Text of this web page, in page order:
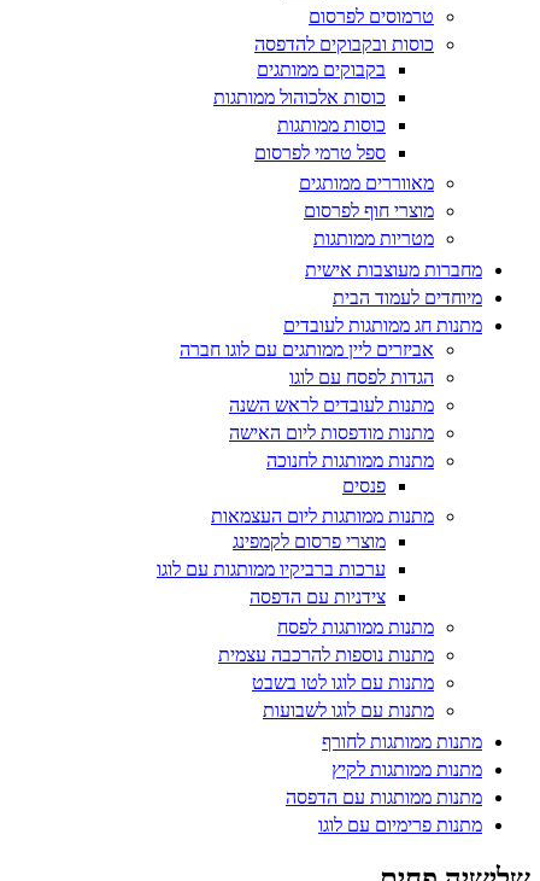
טרמוסים לפרסום
כוסות ובקבוקים להדפסה
בקבוקים ממותגים
כוסות אלכוהול ממותגות
כוסות ממותגות
ספל טרמי לפרסום
מאווררים ממותגים
מוצרי חוף לפרסום
מטריות ממותגות
מחברות מעוצבות אישית
מיוחדים לעמוד הבית
מתנות חג ממותגות לעובדים
אביזרים ליין ממותגים עם לוגו חברה
הגדות לפסח עם לוגו
מתנות לעובדים לראש השנה
מתנות מודפסות ליום האישה
מתנות ממותגות לחנוכה
פנסים
מתנות ממותגות ליום העצמאות
מוצרי פרסום לקמפינג
ערכות ברביקיו ממותגות עם לוגו
צידניות עם הדפסה
מתנות ממותגות לפסח
מתנות נוספות להרכבה עצמית
מתנות עם לוגו לטו בשבט
מתנות עם לוגו לשבועות
מתנות ממותגות לחורף
מתנות ממותגות לקיץ
מתנות ממותגות עם הדפסה
מתנות פרימיום עם לוגו